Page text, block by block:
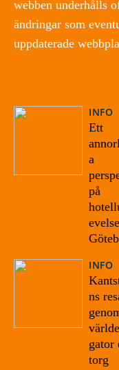
webben underhålls
ändringar som
uppdaterade
INFO
Ett
a
på
INFO
ns
gator
torg